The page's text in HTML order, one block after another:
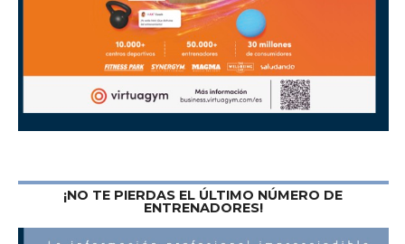
¡NO TE PIERDAS EL ÚLTIMO NÚMERO DE
ENTRENADORES!